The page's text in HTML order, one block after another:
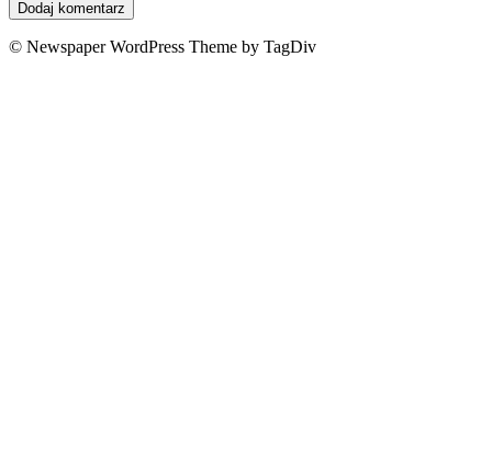
© Newspaper WordPress Theme by TagDiv